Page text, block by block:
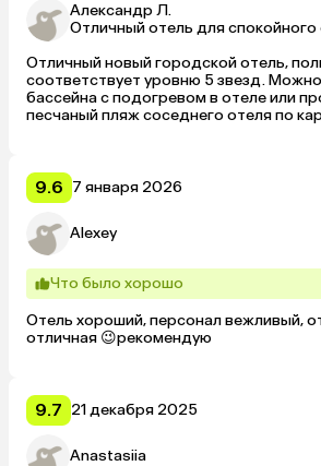
Александр Л.
Отличный отель для
Отличный новый городской отель,
соответствует уровню 5 звезд.
бассейна с подогревом в отеле или
песчаный пляж соседнего отеля по
удобно можно пообедать или
22:45 на ваш выбор. Меню на выбор из
основное, суп/салаты, десерт. Готовят
открытой кухне, уровень отличного
ресторана. Для нас было удобно, что
ходьбы есть большой супермаркет,
примерно как в Москве. Алкоголь в
1500 р., но в 15 минутах на такси есть
можно по паспорту все купить,
комфортно. Отличный отдых!
9.6 7 января 2026
Alexey
Что было хорошо
Отель хороший, персонал вежливый,
отличная 😉рекомендую
9.7 21 декабря 2025
Anastasiia